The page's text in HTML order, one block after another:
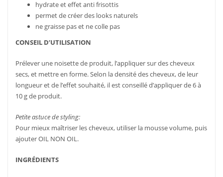
hydrate et effet anti frisottis
permet de créer des looks naturels
ne graisse pas et ne colle pas
CONSEIL D’UTILISATION
Prélever une noisette de produit, l’appliquer sur des cheveux
secs, et mettre en forme. Selon la densité des cheveux, de leur
longueur et de l’effet souhaité, il est conseillé d’appliquer de 6 à
10 g de produit.
Petite astuce de styling:
Pour mieux maîtriser les cheveux, utiliser la mousse volume, puis
ajouter OIL NON OIL.
INGRÉDIENTS